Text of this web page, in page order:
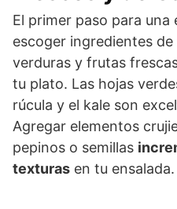
El primer paso para una
escoger ingredientes
verduras y frutas
tu plato. Las hojas
rúcula y el kale son
Agregar elementos
pepinos o semillas
texturas en tu ensalada.